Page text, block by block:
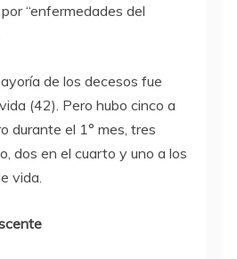
“enfermedades del
de los decesos fue
(42). Pero hubo cinco a
durante el 1° mes, tres
dos en el cuarto y uno a los
vida.